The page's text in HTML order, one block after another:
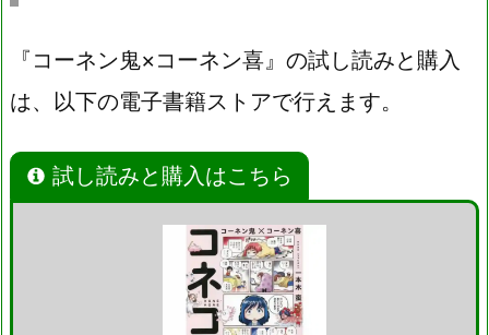
『コーネン鬼×コーネン喜』の試し読みと購入
は、以下の電子書籍ストアで行えます。
試し読みと購入はこちら